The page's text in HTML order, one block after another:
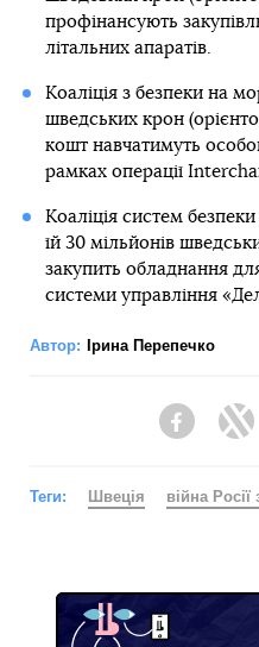
профінансують
літальних апаратів.
Коаліція з безпеки на
шведських крон
кошт навчатимуть
рамках операції
Коаліція систем
їй 30 мільйонів
закупить обладнання
системи управління
Автор: Ірина Перепечко
Facebook
Теги: Швеція війна